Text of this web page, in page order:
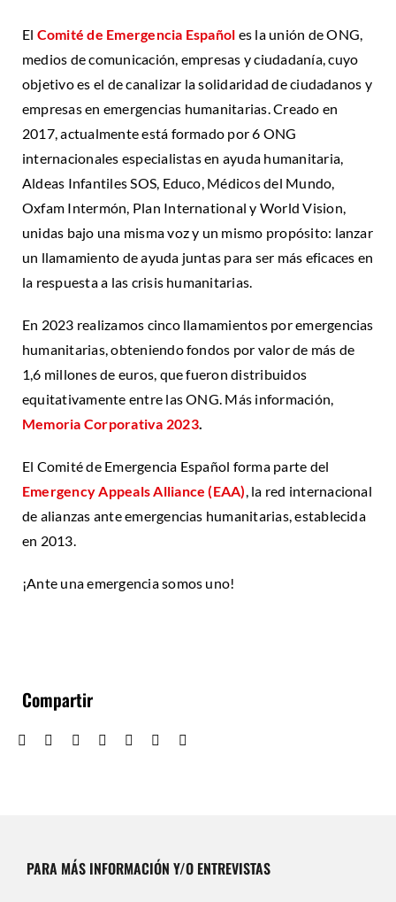
El Comité de Emergencia Español es la unión de ONG,
medios de comunicación, empresas y ciudadanía, cuyo
objetivo es el de canalizar la solidaridad de ciudadanos y
empresas en emergencias humanitarias. Creado en
2017, actualmente está formado por 6 ONG
internacionales especialistas en ayuda humanitaria,
Aldeas Infantiles SOS, Educo, Médicos del Mundo,
Oxfam Intermón, Plan International y World Vision,
unidas bajo una misma voz y un mismo propósito: lanzar
un llamamiento de ayuda juntas para ser más eficaces en
la respuesta a las crisis humanitarias.
En 2023 realizamos cinco llamamientos por emergencias
humanitarias,obteniendo fondos por valor de más de
1,6 millones de euros, que fuerondistribuidos
equitativamente entre las ONG. Más información,
Memoria Corporativa 2023.
El Comité de Emergencia Español forma parte del
Emergency Appeals Alliance (EAA), la red internacional
de alianzas ante emergencias humanitarias, establecida
en 2013.
¡Ante una emergencia somos uno!
Compartir
PARA MÁS INFORMACIÓN Y/O ENTREVISTAS